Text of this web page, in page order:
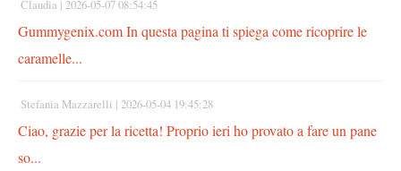
Claudia | 2026-05-07 08:54:45
Gummygenix.com In questa pagina ti spiega come ricoprire le
caramelle...
Stefania Mazzarelli | 2026-05-04 19:45:28
Ciao, grazie per la ricetta! Proprio ieri ho provato a fare un pane
so...